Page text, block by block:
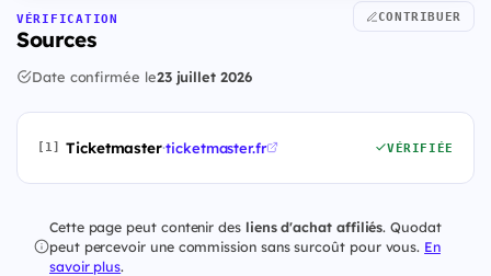
VÉRIFICATION
Sources
CONTRIBUER
Date confirmée le23 juillet 2026
[1] Ticketmaster·ticketmaster.fr VÉRIFIÉE
Cette page peut contenir des liens d'achat affiliés. Quodat
peut percevoir une commission sans surcoût pour vous. En
savoir plus.